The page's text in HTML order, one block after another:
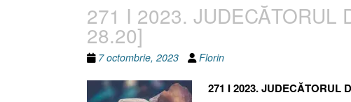
271 I 2023. JUDECĂTORUL
28.20]
7 octombrie, 2023 Florin
271 I 2023. JUDECĂTORUL